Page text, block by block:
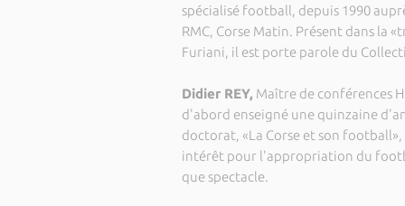
spécialisé football, depuis 1990
RMC, Corse Matin. Présent dans la
Furiani, il est porte parole du
Didier REY, Maître de conférences
d'abord enseigné une quinzaine
doctorat, «La Corse et son
intérêt pour l'appropriation du
que spectacle.